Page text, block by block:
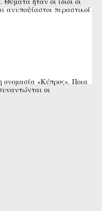
ανυποψίαστοι περαστικοί
ονομασία «Κύπρος». Ποια
οι